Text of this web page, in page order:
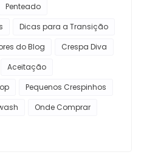
Penteado
Dicas para a Transição
do Blog
Crespa Diva
Aceitação
Pequenos Crespinhos
Onde Comprar